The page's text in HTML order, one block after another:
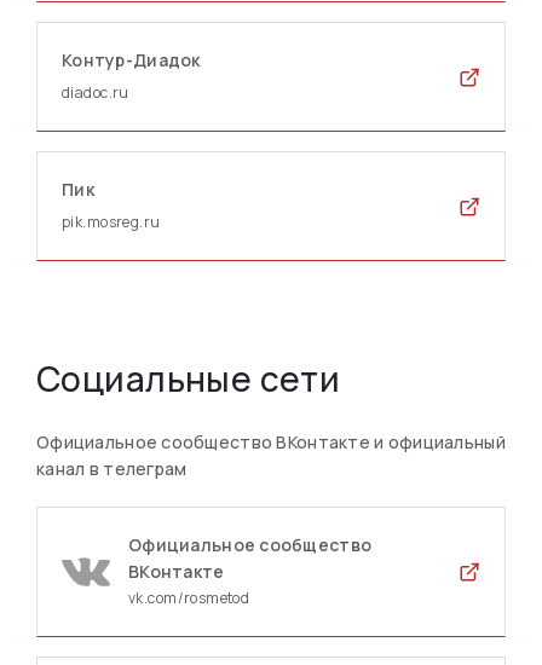
Контур-Диадок
diadoc.ru
Пик
pik.mosreg.ru
Социальные сети
Официальное сообщество ВКонтакте и официальный
канал в телеграм
Официальное сообщество
ВКонтакте
vk.com/rosmetod